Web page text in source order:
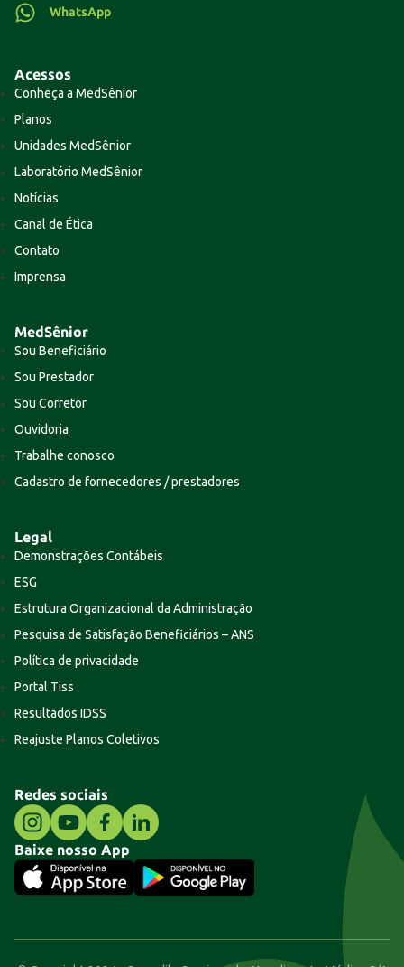
WhatsApp
Acessos
Conheça a MedSênior
Planos
Unidades MedSênior
Laboratório MedSênior
Notícias
Canal de Ética
Contato
Imprensa
MedSênior
Sou Beneficiário
Sou Prestador
Sou Corretor
Ouvidoria
Trabalhe conosco
Cadastro de fornecedores / prestadores
Legal
Demonstrações Contábeis
ESG
Estrutura Organizacional da Administração
Pesquisa de Satisfação Beneficiários – ANS
Política de privacidade
Portal Tiss
Resultados IDSS
Reajuste Planos Coletivos
Redes sociais
Baixe nosso App